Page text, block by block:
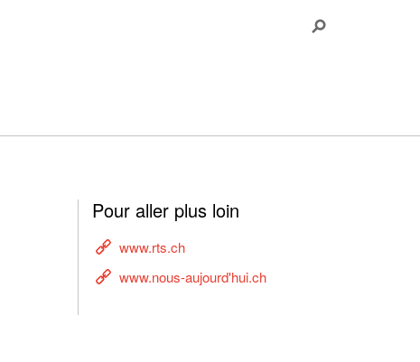
Pour aller plus loin
www.rts.ch
www.nous-aujourd'hui.ch